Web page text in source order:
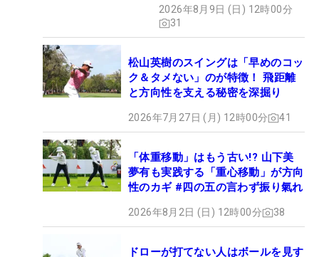
2026年8月9日 (日) 12時00分
31
松山英樹のスイングは「早めのコッ
ク＆タメない」のが特徴！ 飛距離
と方向性を支える秘密を深掘り
2026年7月27日 (月) 12時00分 41
「体重移動」はもう古い!? 山下美
夢有も実践する「重心移動」が方向
性のカギ #四の五の言わず振り氣れ
2026年8月2日 (日) 12時00分 38
ドローが打てない人はボールを見す